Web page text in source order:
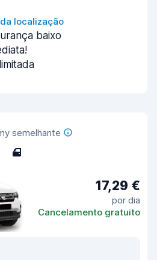
localização
baixo
semelhante
4
17,29 €
por dia
Cancelamento gratuito